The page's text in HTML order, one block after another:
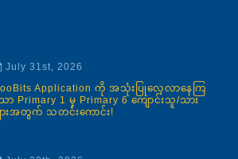
July 31st, 2026
Application ကို အသုံးပြုလေ့လာနေကြ
ာ Primary 1 မှ Primary 6 ကျောင်းသူ/သား
ားအတွက် သတင်းကောင်း!